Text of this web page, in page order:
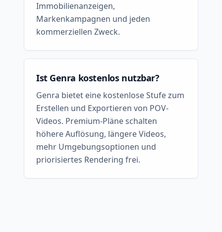
Immobilienanzeigen,
Markenkampagnen und jeden
kommerziellen Zweck.
Ist Genra kostenlos nutzbar?
Genra bietet eine kostenlose Stufe zum
Erstellen und Exportieren von POV-
Videos. Premium-Pläne schalten
höhere Auflösung, längere Videos,
mehr Umgebungsoptionen und
priorisiertes Rendering frei.